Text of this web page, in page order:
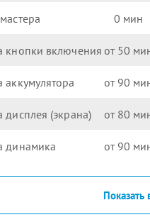
0
кнопки включения 50
аккумулятора 90
дисплея (экрана) 80
динамика 90
Показать